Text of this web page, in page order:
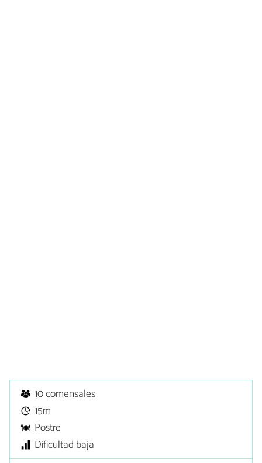
10 comensales
15m
Postre
Dificultad baja